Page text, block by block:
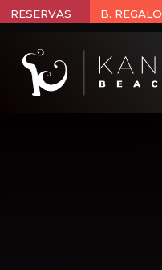
RESERVAS B. REGALO